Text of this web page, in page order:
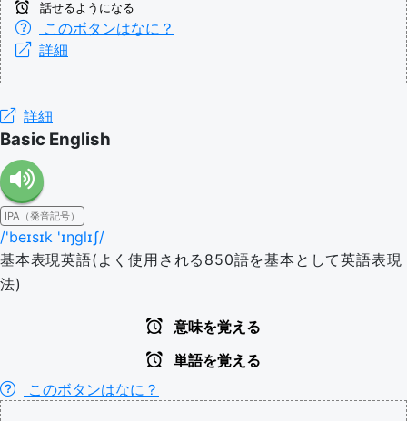
話せるようになる
このボタンはなに？
詳細
詳細
Basic English
IPA（発音記号）
/'beɪsɪk 'ɪŋglɪʃ/
基本表現英語(よく使用される850語を基本として英語表現
法)
意味を覚える
単語を覚える
このボタンはなに？